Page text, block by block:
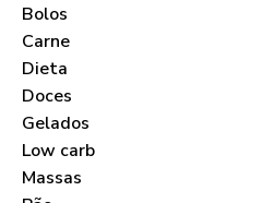
Bolos
Carne
Dieta
Doces
Gelados
Low carb
Massas